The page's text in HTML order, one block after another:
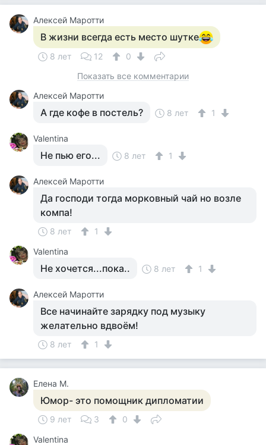
Алексей Маротти
В жизни всегда есть место шутке
8 лет 12
0
Показать все комментарии
Алексей Маротти
А где кофе в постель? 8 лет 1
Valentina
Не пью его... 8 лет 1
Алексей Маротти
Да господи тогда морковный чай но возле
компа!
8 лет
1
Valentina
Не хочется...пока.. 8 лет 1
Алексей Маротти
Все начинайте зарядку под музыку
желательно вдвоём!
8 лет 1
Елена М.
Юмор- это помощник дипломатии
9 лет 3
0
Valentina